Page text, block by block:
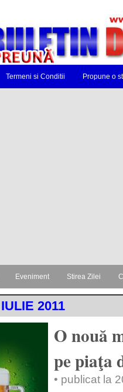
Termeni si Conditii Propune o
Eveniment Stirea Zilei
2011
O nouă
pe piaţa
• publicat la